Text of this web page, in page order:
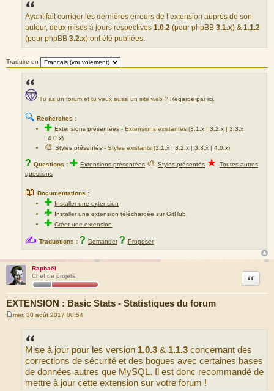
Ayant fait corriger les dernières erreurs de l’extension auprès de son
auteur, deux mises à jours respectives 1.0.2 (pour phpBB 3.1.x) & 1.1.2
(pour phpBB 3.2.x) ont été publiées.
Traduire en
Tu as un forum et tu veux aussi un site web ? Regarde par ici
🔍 Recherches :
✚Extensions présentées -Extensions existantes (3.1.x |3.2.x |3.3.x
|4.0.x)
🎨Styles présentés - Styles existants (3.1.x |3.2.x |3.3.x |4.0.x)
? Questions : ✚ Extensions présentées 🎨 Styles présentés ★ Toutes autres
questions
📖 Documentations :
✚ Installer une extension
✚ Installer une extension téléchargée sur GitHub
✚Créer une extension
✍ Traductions : ? Demander ? Proposer
Raphaël
Chef de projets
EXTENSION : Basic Stats - Statistiques du forum
Citation
mer. 30 août 2017 00:54
Mise à jour pour les version 1.0.3 & 1.1.3 concernant des
corrections de sécurité et des bogues avec certaines bases
de données autres que MySQL. Il est donc recommandé de
mettre à jour cette extension sur votre forum !